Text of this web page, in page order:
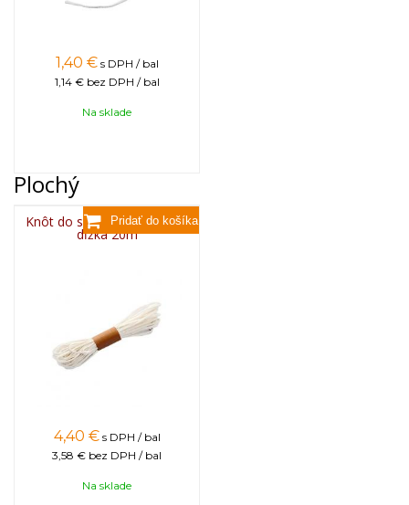
1,40 € s DPH / bal
1,14 € bez DPH / bal
Na sklade
Plochý
Knôt do sviečky plochý 3x8,
dĺžka 20m
4,40 € s DPH / bal
3,58 € bez DPH / bal
Na sklade